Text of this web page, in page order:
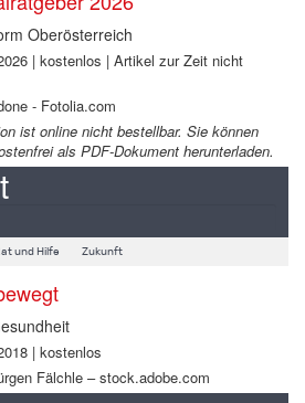
Oberösterreich
| kostenlos | Artikel zur Zeit nicht
- Fotolia.com
ist online nicht bestellbar. Sie können
als PDF-Dokument herunterladen.
und Hilfe Zukunft
| kostenlos
Fälchle – stock.adobe.com